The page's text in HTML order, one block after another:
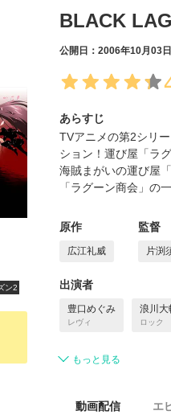
ン2
BLACK
公開日：2006年10月03日
あらすじ
TVアニメの第2シリ
ション！運び屋「ラ
海賊まがいの運び屋
「ラグーン商会」の
原作
広江礼威
監督
片渕
出演者
豊口めぐみ
レヴィ
浪川大
ロック
もっと見る
動画配信 エ